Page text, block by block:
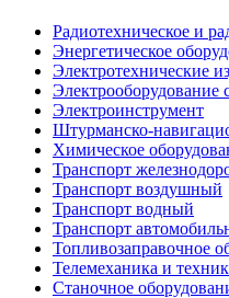
Радиотехническое и
Энергетическое
Электротехнические
Электрооборудование
Электроинструмент
Штурманско-
Химическое
Транспорт
Транспорт воздушный
Транспорт водный
Транспорт
Топливозаправочное
Телемеханика и
Станочное